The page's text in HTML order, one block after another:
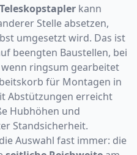
kann
Stelle absetzen,
umgesetzt wird. Das ist
beengten Baustellen, bei
ringsum gearbeitet
für Montagen in
Abstützungen erreicht
Hubhöhen und
Standsicherheit.
Auswahl fast immer: die